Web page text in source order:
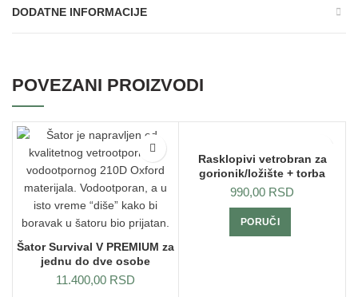
DODATNE INFORMACIJE
POVEZANI PROIZVODI
Šator Survival V PREMIUM za
jednu do dve osobe
11.400,00 RSD
Rasklopivi vetrobran za
gorionik/ložište + torba
990,00 RSD
PORUČI